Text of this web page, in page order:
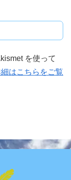
を使って
はこちらをご覧